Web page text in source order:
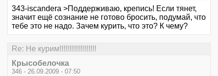
343-iscandera >Поддерживаю, крепись! Если тянет,
значит ещё сознание не готово бросить, подумай, что
тебе это не надо. Зачем курить, что это? К чему?
Re: Не курим!!!!!!!!!!!!!!!!!!!
Крысобелочка
346 - 26.09.2009 - 07:50